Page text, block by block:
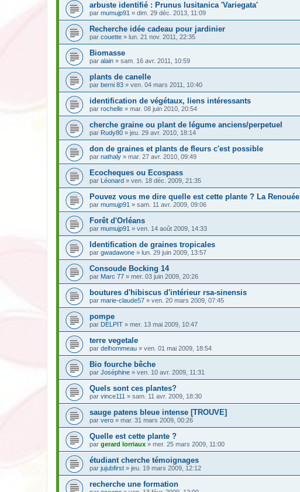
arbuste identifié : Prunus lusitanica 'Variegata'
par mumujp91 » dim. 29 déc. 2013, 11:09
Recherche idée cadeau pour jardinier
par couette » lun. 21 nov. 2011, 22:35
Biomasse
par alain » sam. 16 avr. 2011, 10:59
plants de canelle
par berni 83 » ven. 04 mars 2011, 10:40
identification de végétaux, liens intéressants
par rochelle » mar. 08 juin 2010, 20:54
cherche graine ou plant de légume anciens/perpetuel
par Rudy80 » jeu. 29 avr. 2010, 18:14
don de graines et plants de fleurs c'est possible
par nathaly » mar. 27 avr. 2010, 09:49
Ecocheques ou Ecospass
par Léonard » ven. 18 déc. 2009, 21:35
Pouvez vous me dire quelle est cette plante ? La Renouée
par mumujp91 » sam. 11 avr. 2009, 09:06
Forêt d'Orléans
par mumujp91 » ven. 14 août 2009, 14:33
Identification de graines tropicales
par gwadawone » lun. 29 juin 2009, 13:57
Consoude Bocking 14
par Marc 77 » mer. 03 juin 2009, 20:26
boutures d'hibiscus d'intérieur rsa-sinensis
par marie-claude57 » ven. 20 mars 2009, 07:45
pompe
par DELPIT » mer. 13 mai 2009, 10:47
terre vegetale
par delhommeau » ven. 01 mai 2009, 18:54
Bio fourche bêche
par Joséphine » ven. 10 avr. 2009, 11:31
Quels sont ces plantes?
par vince111 » sam. 11 avr. 2009, 18:30
sauge patens bleue intense [TROUVE]
par vero » mar. 31 mars 2009, 00:26
Quelle est cette plante ?
par gerard lorriaux » mer. 25 mars 2009, 11:00
étudiant cherche témoignages
par jujubfirst » jeu. 19 mars 2009, 12:12
recherche une formation